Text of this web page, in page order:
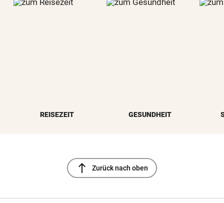
REISEZEIT GESUNDHEIT
north Zurück nach oben